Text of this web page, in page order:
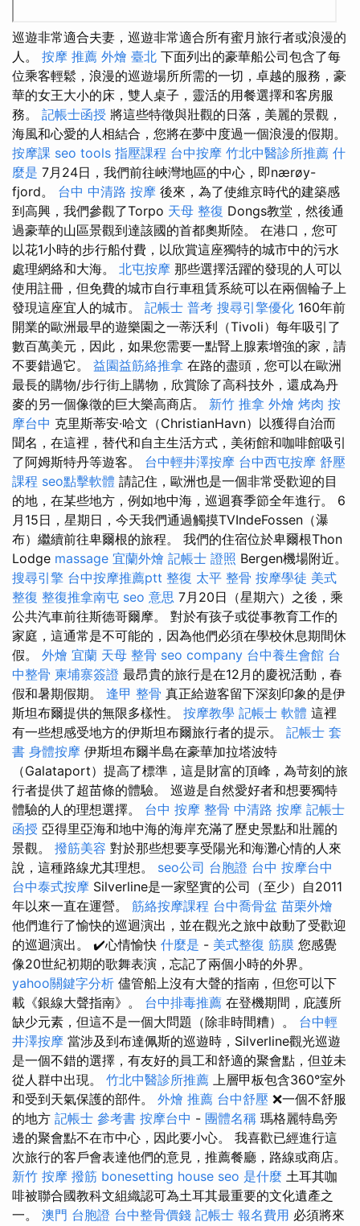
巡遊非常適合夫妻，巡遊非常適合所有蜜月旅行者或浪漫的
人。 按摩 推薦 外燴 臺北 下面列出的豪華船公司包含了每
位乘客輕鬆，浪漫的巡遊場所所需的一切，卓越的服務，豪
華的女王大小的床，雙人桌子，靈活的用餐選擇和客房服
務。 記帳士函授 將這些特徵與壯觀的日落，美麗的景觀，
海風和心愛的人相結合，您將在夢中度過一個浪漫的假期。
按摩課 seo tools 指壓課程 台中按摩 竹北中醫診所推薦 什
麼是 7月24日，我們前往峽灣地區的中心，即nærøy-
fjord。 台中 中清路 按摩 後來，為了使維京時代的建築感
到高興，我們參觀了Torpo 天母 整復 Dongs教堂，然後通
過豪華的山區景觀到達該國的首都奧斯陸。 在港口，您可
以花1小時的步行船付費，以欣賞這座獨特的城市中的污水
處理網絡和大海。 北屯按摩 那些選擇活躍的發現的人可以
使用註冊，但免費的城市自行車租賃系統可以在兩個輪子上
發現這座宜人的城市。 記帳士 普考 搜尋引擎優化 160年前
開業的歐洲最早的遊樂園之一蒂沃利（Tivoli）每年吸引了
數百萬美元，因此，如果您需要一點腎上腺素增強的家，請
不要錯過它。 益園益筋絡推拿 在路的盡頭，您可以在歐洲
最長的購物/步行街上購物，欣賞除了高科技外，還成為丹
麥的另一個像徵的巨大樂高商店。 新竹 推拿 外燴 烤肉 按
摩台中 克里斯蒂安·哈文（ChristianHavn）以獲得自治而
聞名，在這裡，替代和自主生活方式，美術館和咖啡館吸引
了阿姆斯特丹等遊客。 台中輕井澤按摩 台中西屯按摩 舒壓
課程 seo點擊軟體 請記住，歐洲也是一個非常受歡迎的目
的地，在某些地方，例如地中海，巡迴賽季節全年進行。 6
月15日，星期日，今天我們通過觸摸TVIndeFossen（瀑
布）繼續前往卑爾根的旅程。 我們的住宿位於卑爾根Thon
Lodge massage 宜蘭外燴 記帳士 證照 Bergen機場附近。
搜尋引擎 台中按摩推薦ptt 整復 太平 整骨 按摩學徒 美式
整復 整復推拿南屯 seo 意思 7月20日（星期六）之後，乘
公共汽車前往斯德哥爾摩。 對於有孩子或從事教育工作的
家庭，這通常是不可能的，因為他們必須在學校休息期間休
假。 外燴 宜蘭 天母 整骨 seo company 台中養生會館 台
中整骨 柬埔寨簽證 最昂貴的旅行是在12月的慶祝活動，春
假和暑期假期。 逢甲 整骨 真正給遊客留下深刻印象的是伊
斯坦布爾提供的無限多樣性。 按摩教學 記帳士 軟體 這裡
有一些想感受地方的伊斯坦布爾旅行者的提示。 記帳士 套
書 身體按摩 伊斯坦布爾半島在豪華加拉塔波特
（Galataport）提高了標準，這是財富的頂峰，為苛刻的旅
行者提供了超苗條的體驗。 巡遊是自然愛好者和想要獨特
體驗的人的理想選擇。 台中 按摩 整骨 中清路 按摩 記帳士
函授 亞得里亞海和地中海的海岸充滿了歷史景點和壯麗的
景觀。 撥筋美容 對於那些想要享受陽光和海灘心情的人來
說，這種路線尤其理想。 seo公司 台胞證 台中 按摩台中
台中泰式按摩 Silverline是一家堅實的公司（至少）自2011
年以來一直在運營。 筋絡按摩課程 台中喬骨盆 苗栗外燴
他們進行了愉快的巡迴演出，並在觀光之旅中啟動了受歡迎
的巡迴演出。 ✔️心情愉快 什麼是 - 美式整復 筋膜 您感覺
像20世紀初期的歌舞表演，忘記了兩個小時的外界。
yahoo關鍵字分析 儘管船上沒有大聲的​​指南，但您可以下
載《銀線大聲指南》。 台中排毒推薦 在登機期間，庇護所
缺少元素，但這不是一個大問題（除非時間糟）。 台中輕
井澤按摩 當涉及到布達佩斯的巡遊時，Silverline觀光巡遊
是一個不錯的選擇，有友好的員工和舒適的聚會點，但並未
從人群中出現。 竹北中醫診所推薦 上層甲板包含360°室外
和受到天氣保護的部件。 外燴 推薦 台中舒壓 ❌一個不舒服
的地方 記帳士 參考書 按摩台中 - 團體名稱 瑪格麗特島旁
邊的聚會點不在市中心，因此要小心。 我喜歡已經進行這
次旅行的客戶會表達他們的意見，推薦餐廳，路線或商店。
新竹 按摩 撥筋 bonesetting house seo 是什麼 土耳其咖
啡被聯合國教科文組織認可為土耳其最重要的文化遺產之
一。 澳門 台胞證 台中整骨價錢 記帳士 報名費用 必須將來